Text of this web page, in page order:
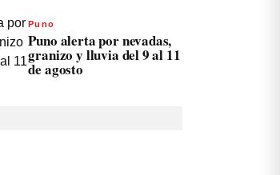
Puno
Puno alerta por nevadas,
granizo y lluvia del 9 al 11
de agosto